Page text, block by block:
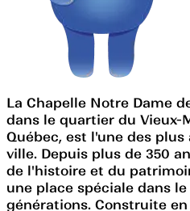
La Chapelle Notre Dame
dans le quartier du Vieux-
Québec, est l'une des
ville. Depuis plus de 350
de l'histoire et du
une place spéciale dans
générations. Construite